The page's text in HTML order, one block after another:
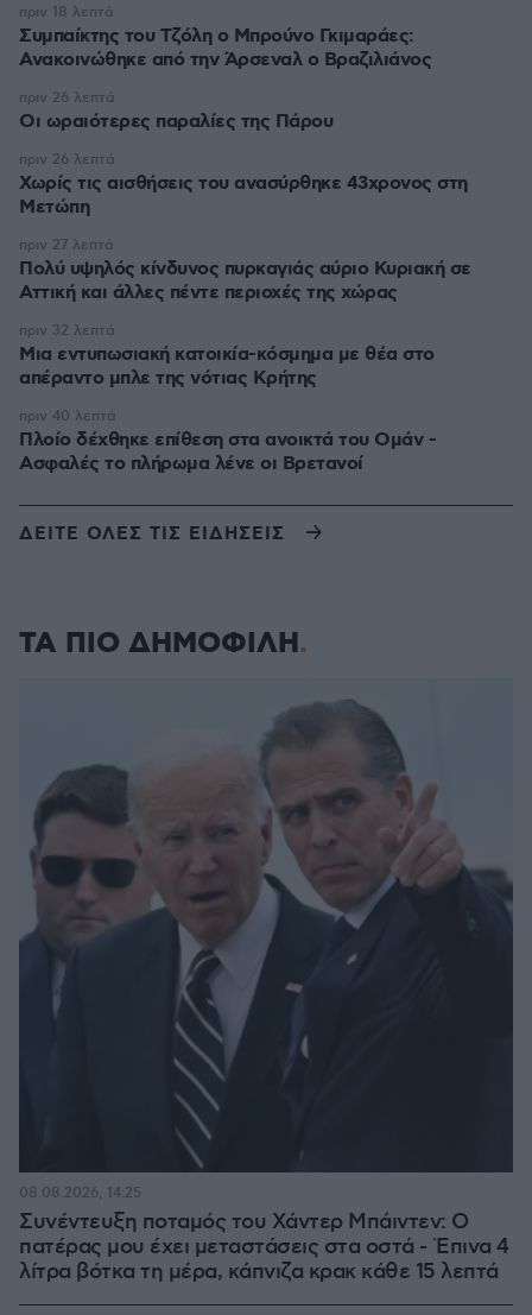
Συμπαίκτης του Τζόλη ο Μπρούνο Γκιμαράες:
Ανακοινώθηκε από την Άρσεναλ ο Βραζιλιάνος
πριν 18 λεπτά
Οι ωραιότερες παραλίες της Πάρου
πριν 26 λεπτά
Χωρίς τις αισθήσεις του ανασύρθηκε 43χρονος στη
Μετώπη
πριν 26 λεπτά
Πολύ υψηλός κίνδυνος πυρκαγιάς αύριο Κυριακή σε
Αττική και άλλες πέντε περιοχές της χώρας
πριν 27 λεπτά
Μια εντυπωσιακή κατοικία-κόσμημα με θέα στο
απέραντο μπλε της νότιας Κρήτης
πριν 32 λεπτά
Πλοίο δέχθηκε επίθεση στα ανοικτά του Ομάν -
Ασφαλές το πλήρωμα λένε οι Βρετανοί
πριν 40 λεπτά
ΔΕΙΤΕ ΟΛΕΣ ΤΙΣ ΕΙΔΗΣΕΙΣ
ΤΑ ΠΙΟ ΔΗΜΟΦΙΛΗ
Συνέντευξη ποταμός του Χάντερ Μπάιντεν: Ο
πατέρας μου έχει μεταστάσεις στα οστά - Έπινα 4
λίτρα βότκα τη μέρα, κάπνιζα κρακ κάθε 15 λεπτά
08.08.2026, 14:25